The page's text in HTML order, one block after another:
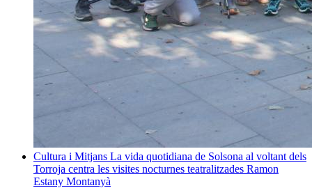
Cultura i Mitjans La vida quotidiana de Solsona al voltant dels
Torroja centra les visites nocturnes teatralitzades Ramon
Estany Montanyà